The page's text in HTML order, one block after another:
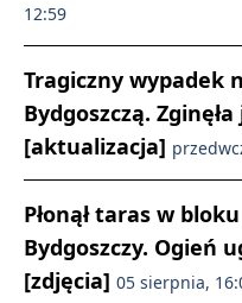
12:59
Tragiczny wypadek
Bydgoszczą.
[aktualizacja]
Płonął taras w
Bydgoszczy. Ogień
[zdjęcia] 05 sierpnia,